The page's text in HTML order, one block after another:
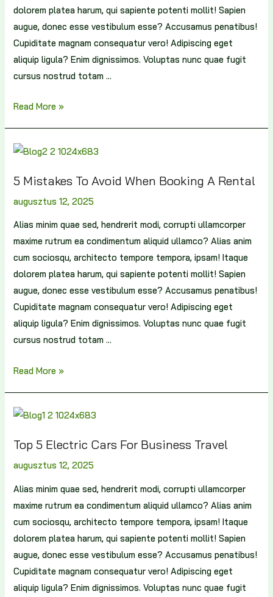
dolorem platea harum, qui sapiente potenti mollit! Sapien
augue, donec esse vestibulum esse? Accusamus penatibus!
Cupiditate magnam consequatur vero! Adipiscing eget
aliquip ligula? Enim dignissimos. Voluptas nunc quae fugit
cursus nostrud totam …
Read More »
5 Mistakes To Avoid When Booking A Rental
augusztus 12, 2025
Alias minim quae sed, hendrerit modi, corrupti ullamcorper
maxime rutrum ea condimentum aliquid ullamco? Alias anim
cum sociosqu, architecto tempore tempora, ipsam! Itaque
dolorem platea harum, qui sapiente potenti mollit! Sapien
augue, donec esse vestibulum esse? Accusamus penatibus!
Cupiditate magnam consequatur vero! Adipiscing eget
aliquip ligula? Enim dignissimos. Voluptas nunc quae fugit
cursus nostrud totam …
Read More »
Top 5 Electric Cars For Business Travel
augusztus 12, 2025
Alias minim quae sed, hendrerit modi, corrupti ullamcorper
maxime rutrum ea condimentum aliquid ullamco? Alias anim
cum sociosqu, architecto tempore tempora, ipsam! Itaque
dolorem platea harum, qui sapiente potenti mollit! Sapien
augue, donec esse vestibulum esse? Accusamus penatibus!
Cupiditate magnam consequatur vero! Adipiscing eget
aliquip ligula? Enim dignissimos. Voluptas nunc quae fugit